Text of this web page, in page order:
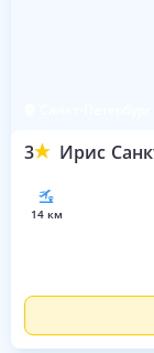
3 Ирис
14 км